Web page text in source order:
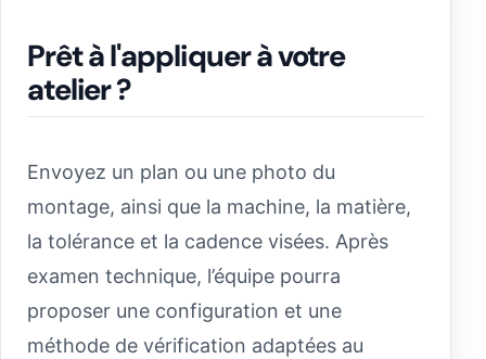
Prêt à l'appliquer à votre
atelier ?
Envoyez un plan ou une photo du
montage, ainsi que la machine, la matière,
la tolérance et la cadence visées. Après
examen technique, l’équipe pourra
proposer une configuration et une
méthode de vérification adaptées au